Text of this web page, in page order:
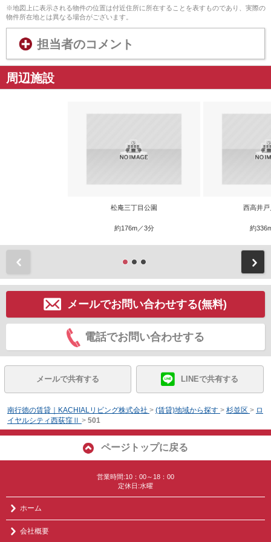
※地図上に表示される物件の位置は付近住所に所在することを表すものであり、実際の
物件所在地とは異なる場合がございます。
担当者のコメント
周辺施設
松庵三丁目公園
約176m／3分
西高井
約
メールでお問い合わせする(無料)
電話でお問い合わせする
メールで共有する LINEで共有する
南行徳の賃貸｜KACHIALリビング株式会社 > (賃貸)地域から探す > 杉並区 > ロ
イヤルシティ西荻窪Ⅱ > 501
ページトップに戻る
営業時間:10：00～18：00
定休日:水曜
ホーム
会社概要